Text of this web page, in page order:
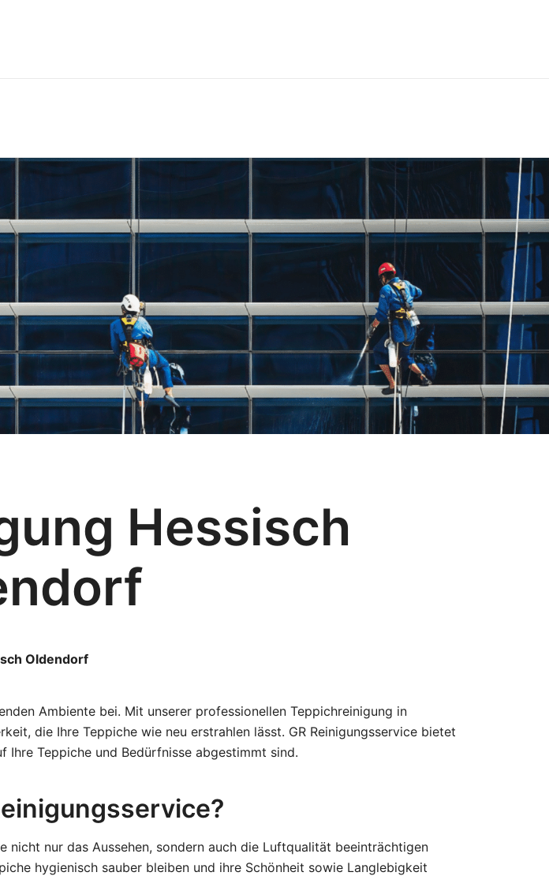
Hessisch
Oldendorf
Ambiente bei. Mit unserer professionellen Teppichreinigung in
die Ihre Teppiche wie neu erstrahlen lässt. GR Reinigungsservice bietet
Ihre Teppiche und Bedürfnisse abgestimmt sind.
nicht nur das Aussehen, sondern auch die Luftqualität beeinträchtigen
hygienisch sauber bleiben und ihre Schönheit sowie Langlebigkeit